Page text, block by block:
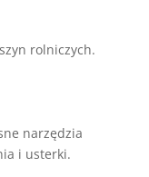
rolniczych.
narzędzia
i usterki.